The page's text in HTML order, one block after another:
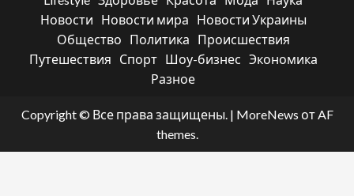
Новости
Новости мира
Новости Украины
Общество
Политика
Происшествия
Путешествия
Спорт Шоу-бизнес Экономика
Разное
Copyright © Все права защищены. | MoreNews от AF
themes.